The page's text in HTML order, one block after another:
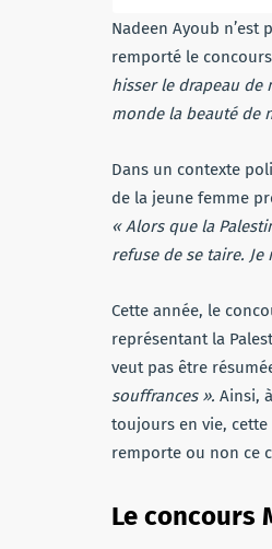
Nadeen Ayoub n’est
remporté le
hisser le drapeau de
monde la beauté de
Dans un contexte
de la jeune femme
« Alors que la
refuse de se taire.
Cette année, le
représentant la
veut pas être
souffrances ». Ainsi,
toujours en vie,
remporte ou non ce
Le concours